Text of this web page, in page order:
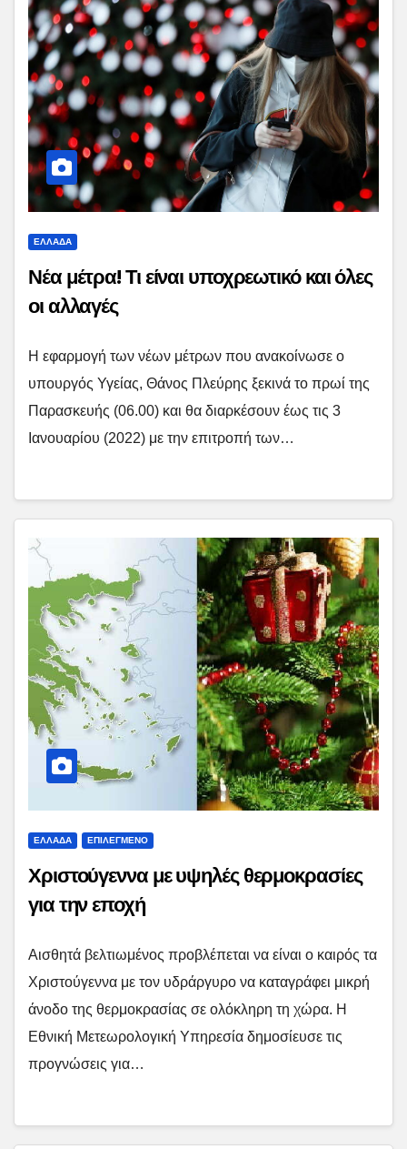
ΕΛΛΑΔΑ
Νέα μέτρα! Τι είναι υποχρεωτικό και όλες
οι αλλαγές
Η εφαρμογή των νέων μέτρων που ανακοίνωσε ο
υπουργός Υγείας, Θάνος Πλεύρης ξεκινά το πρωί της
Παρασκευής (06.00) και θα διαρκέσουν έως τις 3
Ιανουαρίου (2022) με την επιτροπή των…
ΕΛΛΑΔΑ ΕΠΙΛΕΓΜΕΝΟ
Χριστούγεννα με υψηλές θερμοκρασίες
για την εποχή
Αισθητά βελτιωμένος προβλέπεται να είναι ο καιρός τα
Χριστούγεννα με τον υδράργυρο να καταγράφει μικρή
άνοδο της θερμοκρασίας σε ολόκληρη τη χώρα. Η
Εθνική Μετεωρολογική Υπηρεσία δημοσίευσε τις
προγνώσεις για…